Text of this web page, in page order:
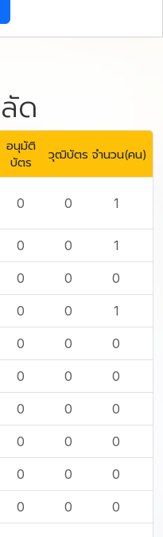
ด
อนุมัติ
บัตร
วุฒิบัตร จำนวน(คน)
0 0 1
0 0 1
0 0 0
0 0 1
0 0 0
0 0 0
0 0 0
0 0 0
0 0 0
0 0 0